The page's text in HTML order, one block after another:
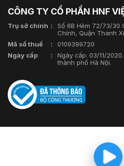
CÔNG TY CỔ PHẦN HNF
Trụ sở chính
Số 6B Hẻm 72/73/30
Chính, Quận Thanh
Mã số thuế
0109399720
Ngày cấp
Ngày cấp: 03/11/
thành phố Hà Nội.